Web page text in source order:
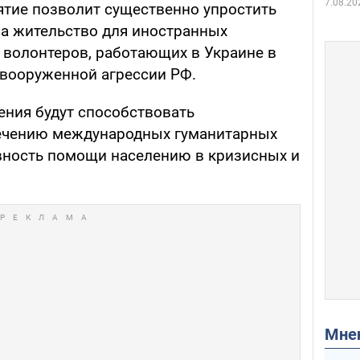
позволит существенно упростить
жительство для иностранных
работающих в Украине в
агрессии РФ.
будут способствовать
международных гуманитарных
помощи населению в кризисных и